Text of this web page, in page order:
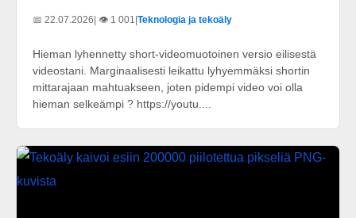
📅 22.07.2026| 👁️ 1 001 |Teknologia ja tekoäly
Hieman lyhennetty short-videomuotoinen versio eilisestä
videostani. Marginaalisesti leikattu lyhyemmäksi shortin
mittarajaan mahtuakseen, joten pidempi video voi olla
hieman selkeämpi ? https://youtu....